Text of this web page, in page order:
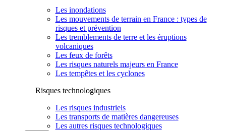
Les inondations
Les mouvements de terrain en France : types de
risques et prévention
Les tremblements de terre et les éruptions
volcaniques
Les feux de forêts
Les risques naturels majeurs en France
Les tempêtes et les cyclones
Risques technologiques
Les risques industriels
Les transports de matières dangereuses
Les autres risques technologiques